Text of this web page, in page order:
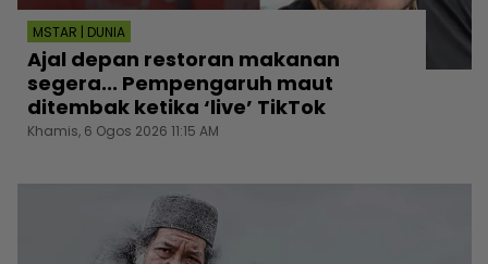
MSTAR | DUNIA
Ajal depan restoran makanan
segera... Pempengaruh maut
ditembak ketika ‘live’ TikTok
Khamis, 6 Ogos 2026 11:15 AM